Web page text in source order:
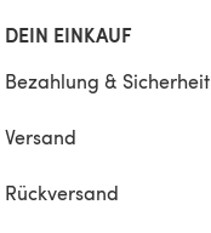
DEIN EINKAUF
Bezahlung & Sicherheit
Versand
Rückversand